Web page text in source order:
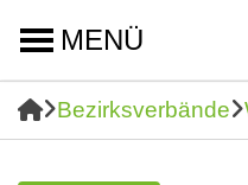
MENÜ
Bezirksverbände